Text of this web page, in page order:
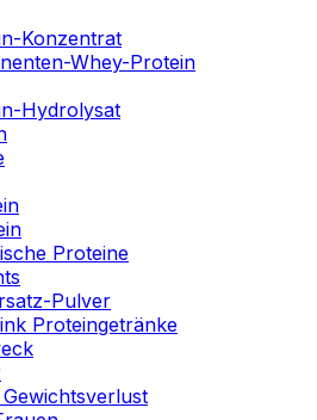
Konzentrat
Whey-Protein
Hydrolysat
Proteine
Pulver
Proteingetränke